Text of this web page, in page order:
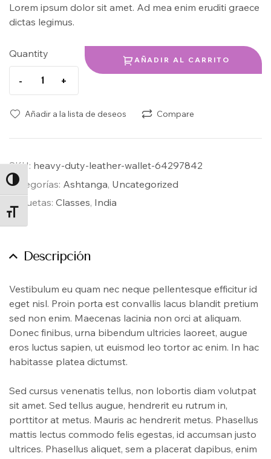
ALTERNAR ALTO CONTRASTE
ALTERNAR TAMAÑO DE LETRA
Lorem ipsum dolor sit amet. Ad mea enim eruditi graece
dictas legimus.
Quantity
- +
AÑADIR AL CARRITO
Añadir a la lista de deseos Compare
SKU: heavy-duty-leather-wallet-64297842
Categorías: Ashtanga, Uncategorized
Etiquetas: Classes, India
Descripción
Vestibulum eu quam nec neque pellentesque efficitur id
eget nisl. Proin porta est convallis lacus blandit pretium
sed non enim. Maecenas lacinia non orci at aliquam.
Donec finibus, urna bibendum ultricies laoreet, augue
eros luctus sapien, ut euismod leo tortor ac enim. In hac
habitasse platea dictumst.
Sed cursus venenatis tellus, non lobortis diam volutpat
sit amet. Sed tellus augue, hendrerit eu rutrum in,
porttitor at metus. Mauris ac hendrerit metus. Phasellus
mattis lectus commodo felis egestas, id accumsan justo
ultrices. Phasellus aliquet, sem a placerat dapibus, enim